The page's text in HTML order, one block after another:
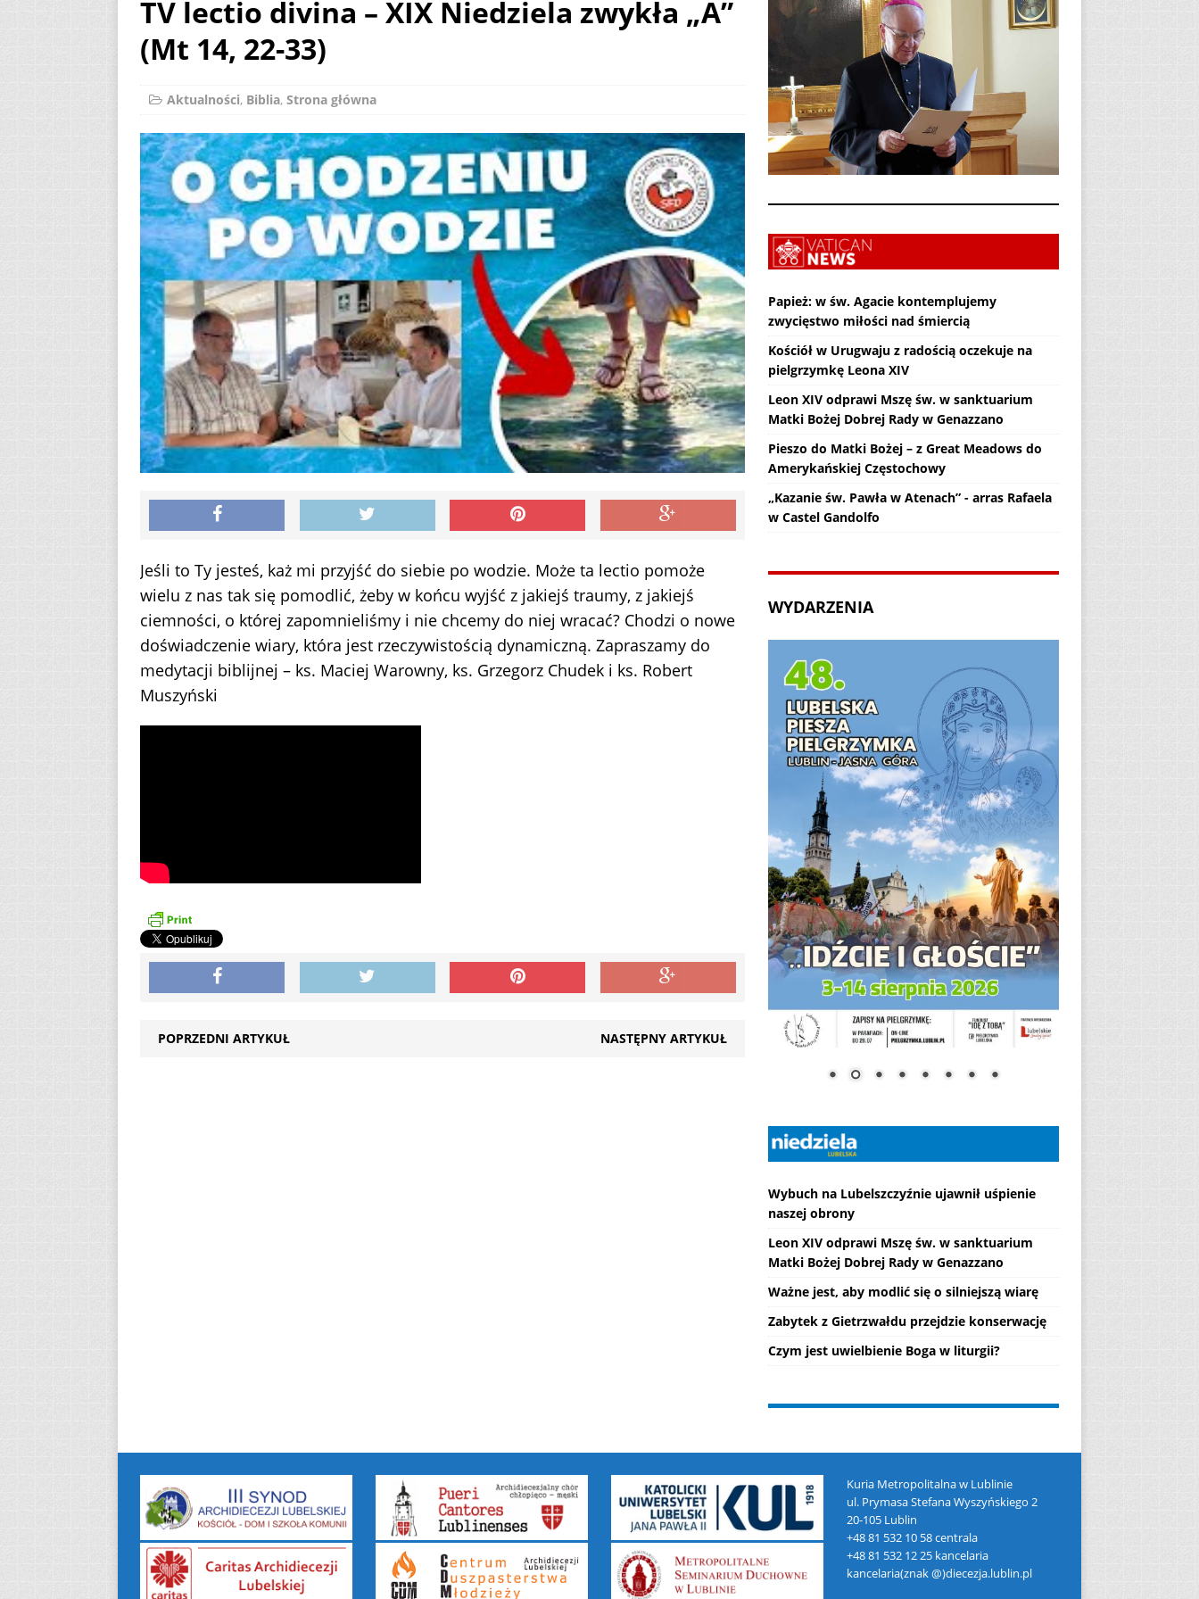
Wiara eksperymentalna. TV lectio divina – XIX Niedziela zwykła „A”
(Mt 14, 22-33)
[ 7 sierpnia 2026 ] Zmarł ks. Ryszard Sowa AKTUALNOŚCI
TV lectio divina – XIX Niedziela zwykła „A”
(Mt 14, 22-33)
Aktualności, Biblia, Strona główna
Jeśli to Ty jesteś, każ mi przyjść do siebie po wodzie. Może ta lectio pomoże
wielu z nas tak się pomodlić, żeby w końcu wyjść z jakiejś traumy, z jakiejś
ciemności, o której zapomnieliśmy i nie chcemy do niej wracać? Chodzi o nowe
doświadczenie wiary, która jest rzeczywistością dynamiczną. Zapraszamy do
medytacji biblijnej – ks. Maciej Warowny, ks. Grzegorz Chudek i ks. Robert
Muszyński
POPRZEDNI ARTYKUŁ NASTĘPNY ARTYKUŁ
Papież: w św. Agacie kontemplujemy
zwycięstwo miłości nad śmiercią
Kościół w Urugwaju z radością oczekuje na
pielgrzymkę Leona XIV
Leon XIV odprawi Mszę św. w sanktuarium
Matki Bożej Dobrej Rady w Genazzano
Pieszo do Matki Bożej – z Great Meadows do
Amerykańskiej Częstochowy
„Kazanie św. Pawła w Atenach” - arras Rafaela
w Castel Gandolfo
WYDARZENIA
Wybuch na Lubelszczyźnie ujawnił uśpienie
naszej obrony
Leon XIV odprawi Mszę św. w sanktuarium
Matki Bożej Dobrej Rady w Genazzano
Ważne jest, aby modlić się o silniejszą wiarę
Zabytek z Gietrzwałdu przejdzie konserwację
Czym jest uwielbienie Boga w liturgii?
Kuria Metropolitalna w Lublinie
ul. Prymasa Stefana Wyszyńskiego 2
20-105 Lublin
+48 81 532 10 58 centrala
+48 81 532 12 25 kancelaria
kancelaria(znak @)diecezja.lublin.pl